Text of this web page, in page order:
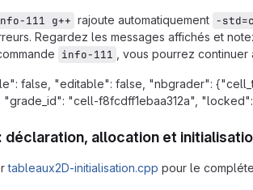
111 g++ rajoute automatiquement -
Regardez les messages affichés et
info-111 , vous pourrez
false, "editable": false, "nbgrader":
"cell-f8fcdff1ebaa312a",
déclaration, allocation et
tableaux2D-initialisation.cpp pour le